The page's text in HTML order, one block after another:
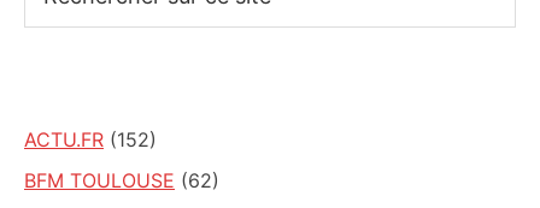
sur
ACTU.FR (152)
BFM TOULOUSE (62)